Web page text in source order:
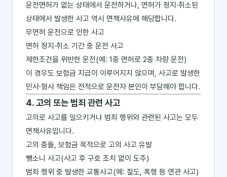
운전면허가 없는 상태에서 운전하거나, 면허가 정지·취소된
상태에서 발생한 사고 역시 면책사유에 해당합니다.
무면허 운전으로 인한 사고
면허 정지·취소 기간 중 운전 사고
제한조건을 위반한 운전(예: 1종 면허로 2종 차량 운전)
이 경우도 보험금 지급이 이루어지지 않으며, 사고로 발생한
민사·형사 책임은 전적으로 운전자 본인이 부담해야 합니다.
4. 고의 또는 범죄 관련 사고
고의로 사고를 일으키거나 범죄 행위와 관련된 사고는 모두
면책사유입니다.
고의 충돌, 보험금 목적으로 고의 사고 유발
뺑소니 사고(사고 후 구호 조치 없이 도주)
범죄 행위 중 발생한 교통사고(예: 절도, 폭행 등 연관 사고)